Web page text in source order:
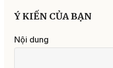
Ý KIẾN CỦA BẠN
Nội dung